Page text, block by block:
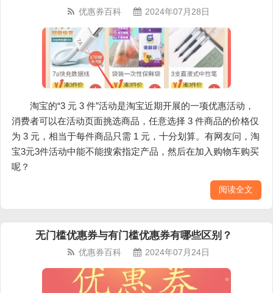
优惠券百科 2024年07月28日
淘宝的“3 元 3 件”活动是淘宝近期开展的一项优惠活动，
消费者可以在活动页面挑选商品，任意选择 3 件商品的价格仅
为 3 元，相当于每件商品只需 1 元，十分划算。有网友问，淘
宝3元3件活动中能不能搜索指定产品，然后在加入购物车购买
呢？
阅读全文
无门槛优惠券与有门槛优惠券有哪些区别？
优惠券百科 2024年07月24日